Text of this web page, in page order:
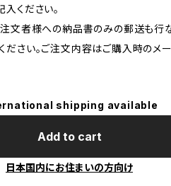
ください。
注文者様への納品書のみの郵送も行
ださい。ご注文内容はご購入時のメ
shipping available
Add to cart
日本国内にお住まいの方向け